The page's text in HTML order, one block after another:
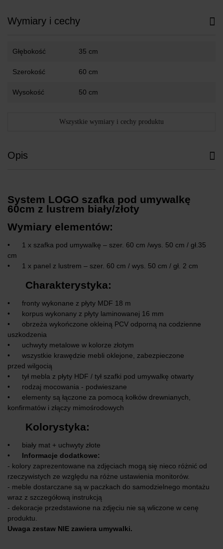
Wymiary i cechy
Głębokość 35 cm
Szerokość 60 cm
Wysokość 50 cm
Wszystkie wymiary i cechy produktu
Opis
System LOGO szafka pod umywalkę
60cm z lustrem biały/złoty
Wymiary elementów:
• 1 x szafka pod umywalkę – szer. 60 cm /wys. 50 cm / gł.35
cm
• 1 x panel z lustrem – szer. 60 cm / wys. 50 cm / gł. 2 cm
Charakterystyka:
• fronty wykonane z płyty MDF 18 m
• korpus wykonany z płyty laminowanej 16 mm
• obrzeża wykończone okleiną PCV odporną na codzienne
uszkodzenia
• uchwyty metalowe w kolorze złotym
• wszystkie krawędzie mebli oklejone, zabezpieczone
przed wilgocią
• tył mebla z płyty HDF / tył szafki pod umywalkę otwarty
• rodzaj mocowania - podwieszane
• elementy są łączone za pomocą kołków drewnianych,
konfirmatów i złączy mimośrodowych
Kolorystyka:
• biały mat + uchwyty złote
• Informacje dodatkowe:
- kolory zaprezentowane na zdjęciach mogą się nieco różnić od
rzeczywistych ze względu na różne ustawienia monitorów.
- meble dostarczane są w paczkach do samodzielnego montażu
wraz z szczegółową instrukcją
- dekoracje przedstawione na zdjęciu nie są wliczone w cenę
produktu.
Uwaga zestaw NIE zawiera umywalki.